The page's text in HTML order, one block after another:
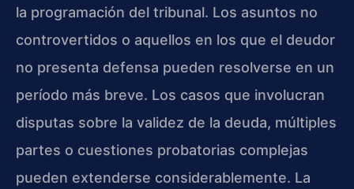
la programación del tribunal. Los asuntos no
controvertidos o aquellos en los que el deudor
no presenta defensa pueden resolverse en un
período más breve. Los casos que involucran
disputas sobre la validez de la deuda, múltiples
partes o cuestiones probatorias complejas
pueden extenderse considerablemente. La